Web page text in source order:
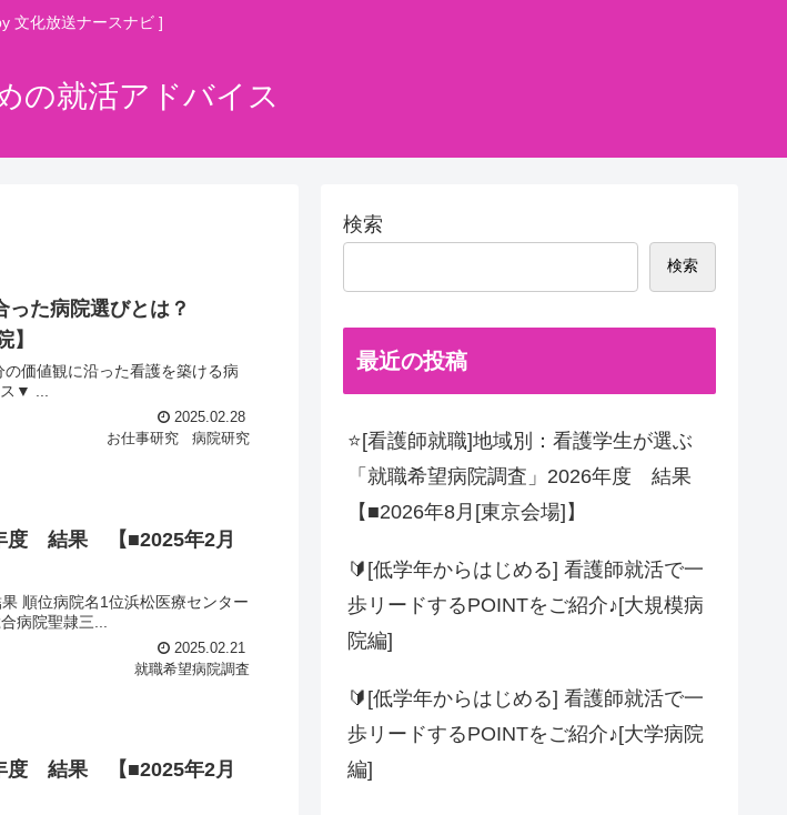
文化放送ナースナビ ]
の就活アドバイス
た病院選びとは？
保健一 ☟▼アドバイス▼ ...
2025.02.28
お仕事研究
病院研究
度 結果 【■2025年2月
病院聖隷三...
2025.02.21
就職希望病院調査
度 結果 【■2025年2月
検索
検索
最近の投稿
⭐[看護師就職]地域別：看護学生が選ぶ
「就職希望病院調査」2026年度 結果
【■2026年8月[東京会場]】
🔰[低学年からはじめる] 看護師就活で一
歩リードするPOINTをご紹介♪[大規模病
院編]
🔰[低学年からはじめる] 看護師就活で一
歩リードするPOINTをご紹介♪[大学病院
編]